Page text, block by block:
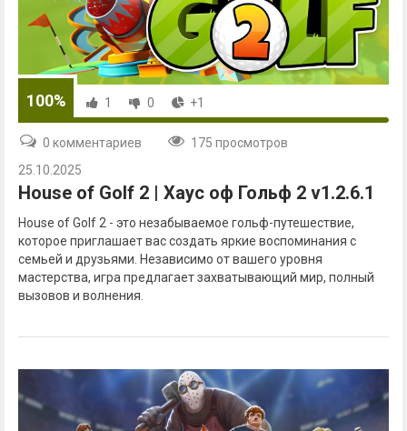
100% 1 0 +1
0 комментариев
175 просмотров
25.10.2025
House of Golf 2 | Хаус оф Гольф 2 v1.2.6.1
House of Golf 2 - это незабываемое гольф-путешествие,
которое приглашает вас создать яркие воспоминания с
семьей и друзьями. Независимо от вашего уровня
мастерства, игра предлагает захватывающий мир, полный
вызовов и волнения.